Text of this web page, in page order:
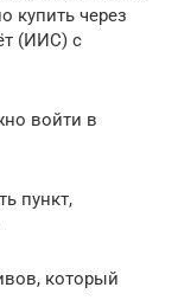
купить через
(ИИС) с
войти в
пункт,
который